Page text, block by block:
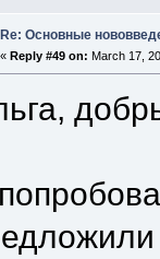
Re: Основные
« Reply #49 on: March 17,